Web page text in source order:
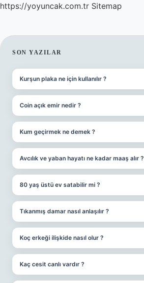
https://yoyuncak.com.tr Sitemap
SIDEBAR
SON YAZILAR
Kurşun plaka ne için kullanılır ?
Coin açık emir nedir ?
Kum geçirmek ne demek ?
Avcılık ve yaban hayatı ne kadar maaş alır ?
80 yaş üstü ev satabilir mi ?
Tıkanmış damar nasıl anlaşılır ?
Koç erkeği ilişkide nasıl olur ?
Kaç cesit canlı vardır ?